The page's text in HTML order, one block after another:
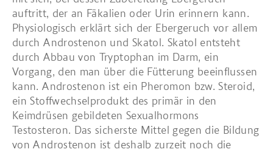
auftritt, der an Fäkalien oder Urin erinnern kann.
Physiologisch erklärt sich der Ebergeruch vor allem
durch Androstenon und Skatol. Skatol entsteht
durch Abbau von Tryptophan im Darm, ein
Vorgang, den man über die Fütterung beeinflussen
kann. Androstenon ist ein Pheromon bzw. Steroid,
ein Stoffwechselprodukt des primär in den
Keimdrüsen gebildeten Sexualhormons
Testosteron. Das sicherste Mittel gegen die Bildung
von Androstenon ist deshalb zurzeit noch die